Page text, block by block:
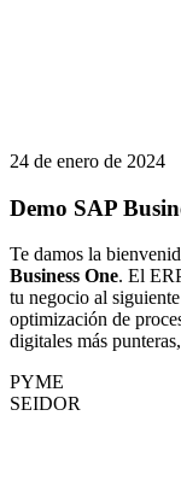
24 de enero de 2024
Demo SAP
Te damos la
Business One. El
tu negocio al
optimización de
digitales más
PYME
SEIDOR